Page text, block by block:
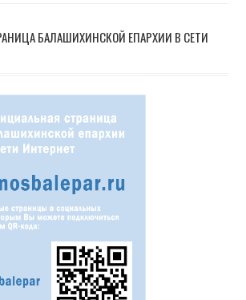
БАЛАШИХИНСКОЙ ЕПАРХИИ В СЕТИ